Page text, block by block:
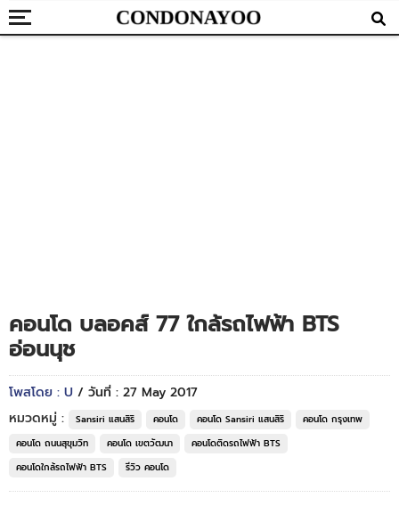
คอนโด บลอคส์ 77 ใกล้รถไฟฟ้า BTS
อ่อนนุช
โพสโดย : U / วันที่ : 27 May 2017
หมวดหมู่ :
Sansiri แสนสิริ คอนโด คอนโด Sansiri แสนสิริ
คอนโด กรุงเทพ
คอนโด ถนนสุขุมวิท
คอนโด เขตวัฒนา
คอนโดติดรถไฟฟ้า BTS
คอนโดใกล้รถไฟฟ้า BTS
รีวิว คอนโด